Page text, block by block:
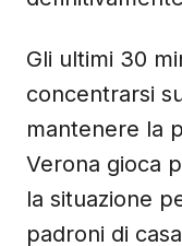
Gli ultimi 30
concentrarsi
mantenere la
Verona gioca
la situazione
padroni di